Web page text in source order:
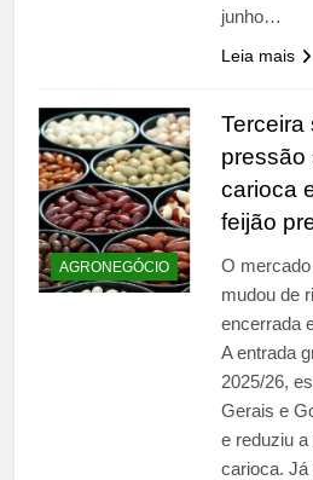
junho…
Leia mais
AGRONEGÓCIO
Terceira
pressão
carioca
feijão
O
mudou de
encerrada
A entrada
2025/26,
Gerais e
e reduziu a
carioca. Já